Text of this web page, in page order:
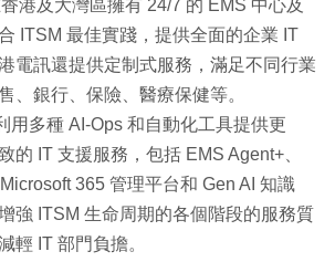
港及大灣區擁有 24/7 的 EMS 中心及
ITSM 最佳實踐，提供全面的企業 IT
電訊還提供定制式服務，滿足不同行業
、銀行、保險、醫療保健等。
用多種 AI-Ops 和自動化工具提供更
的 IT 支援服務，包括 EMS Agent+、
365 管理平台和 Gen AI 知識
強 ITSM 生命周期的各個階段的服務質
輕 IT 部門負擔。